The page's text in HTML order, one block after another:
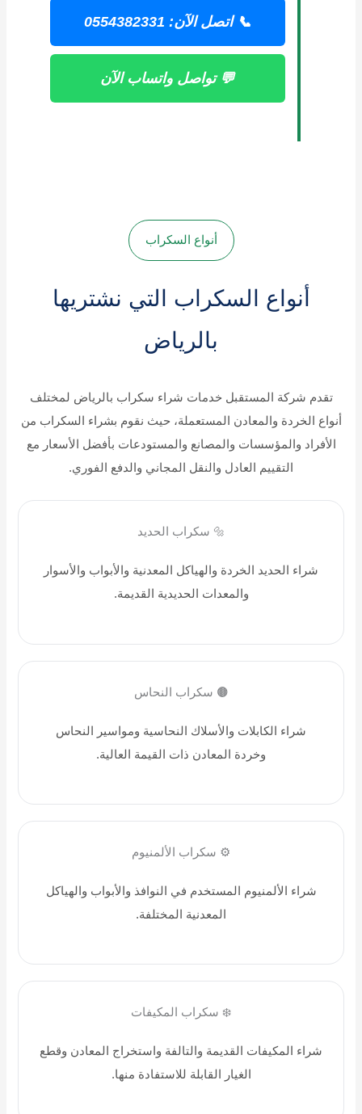
📞 اتصل الآن: 0554382331
💬 تواصل واتساب الآن
أنواع السكراب
أنواع السكراب التي نشتريها
بالرياض
تقدم شركة المستقبل خدمات شراء سكراب بالرياض لمختلف
أنواع الخردة والمعادن المستعملة، حيث نقوم بشراء السكراب من
الأفراد والمؤسسات والمصانع والمستودعات بأفضل الأسعار مع
التقييم العادل والنقل المجاني والدفع الفوري.
🔩 سكراب الحديد
شراء الحديد الخردة والهياكل المعدنية والأبواب والأسوار
والمعدات الحديدية القديمة.
🟤 سكراب النحاس
شراء الكابلات والأسلاك النحاسية ومواسير النحاس
وخردة المعادن ذات القيمة العالية.
⚙️ سكراب الألمنيوم
شراء الألمنيوم المستخدم في النوافذ والأبواب والهياكل
المعدنية المختلفة.
❄️ سكراب المكيفات
شراء المكيفات القديمة والتالفة واستخراج المعادن وقطع
الغيار القابلة للاستفادة منها.